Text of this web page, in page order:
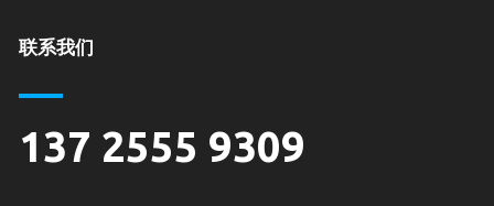
联系我们
137 2555 9309